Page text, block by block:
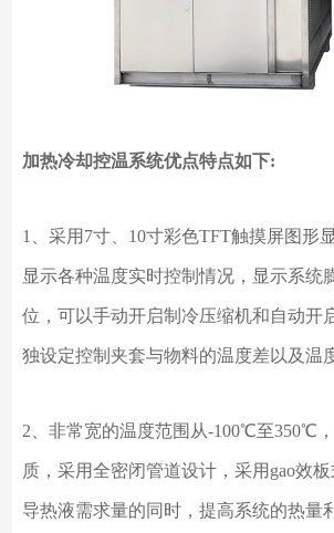
加热冷却控温系统优点特点如下:
1、采用7寸、10寸彩色TFT触摸屏图形
显示各种温度实时控制情况，显示系统
位，可以手动开启制冷压缩机和自动开
独设定控制夹套与物料的温度差以及温
2、非常宽的温度范围从-100℃至350℃
质，采用全密闭管道设计，采用 gao效板
导热液需求量的同时，提高系统的热量